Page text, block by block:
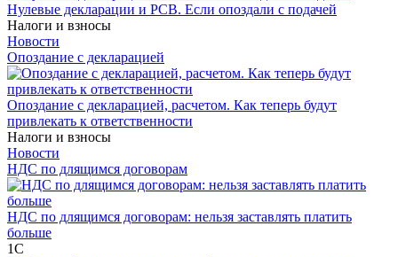
Нулевые декларации и РСВ. Если опоздали с подачей
Налоги и взносы
Новости
Опоздание с декларацией
Опоздание с декларацией, расчетом. Как теперь будут
привлекать к ответственности
Налоги и взносы
Новости
НДС по длящимся договорам
НДС по длящимся договорам: нельзя заставлять платить
больше
1С